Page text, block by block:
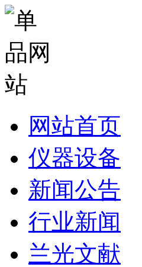
网站首页
仪器设备
新闻公告
行业新闻
兰光文献